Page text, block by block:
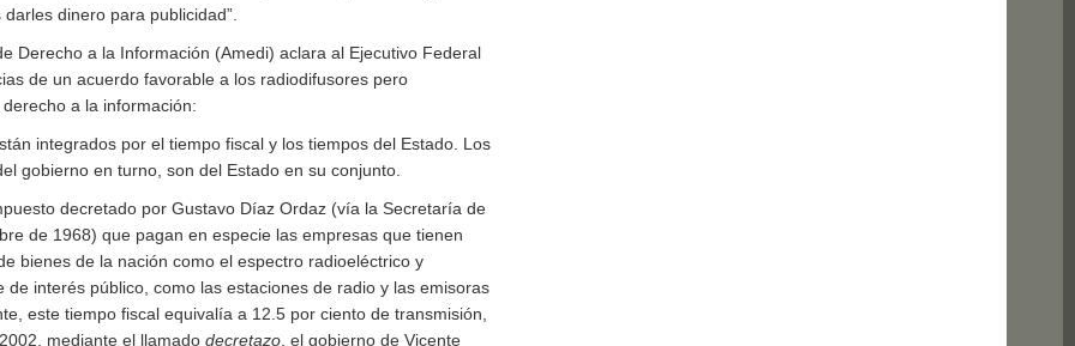
dinero para publicidad”.
Derecho a la Información (Amedi) aclara al Ejecutivo Federal
de un acuerdo favorable a los radiodifusores pero
a la información:
integrados por el tiempo fiscal y los tiempos del Estado. Los
gobierno en turno, son del Estado en su conjunto.
decretado por Gustavo Díaz Ordaz (vía la Secretaría de
de 1968) que pagan en especie las empresas que tienen
bienes de la nación como el espectro radioeléctrico y
de interés público, como las estaciones de radio y las emisoras
este tiempo fiscal equivalía a 12.5 por ciento de transmisión,
mediante el llamado decretazo , el gobierno de Vicente